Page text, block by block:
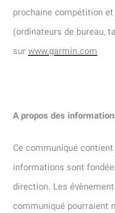
prochaine compétition
(ordinateurs de bureau,
sur www.garmin.com
A propos des
Ce communiqué
informations sont
direction. Les
communiqué pourraient